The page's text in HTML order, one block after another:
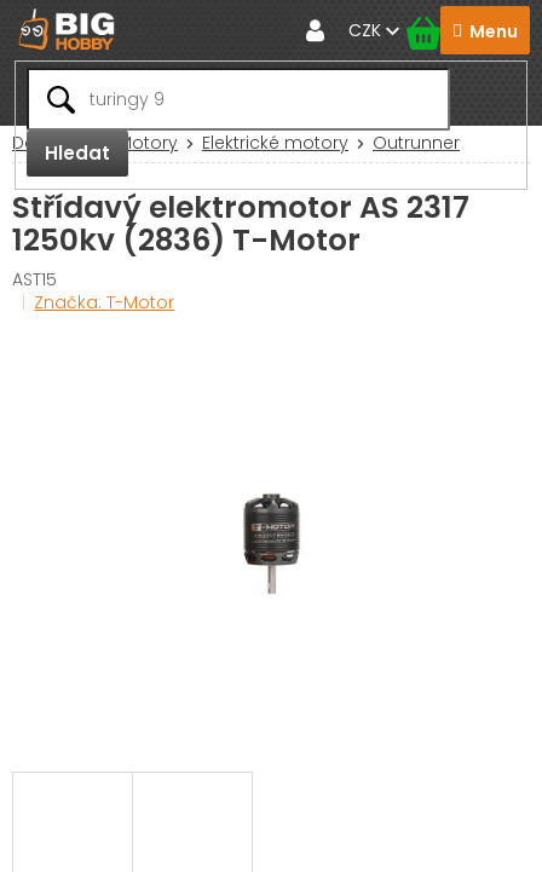
Přejít
na
obsah
Hledat
CZK
Domů RC Motory Elektrické motory Outrunner
Střídavý elektromotor AS 2317
1250kv (2836) T-Motor
AST15
Značka:T-Motor